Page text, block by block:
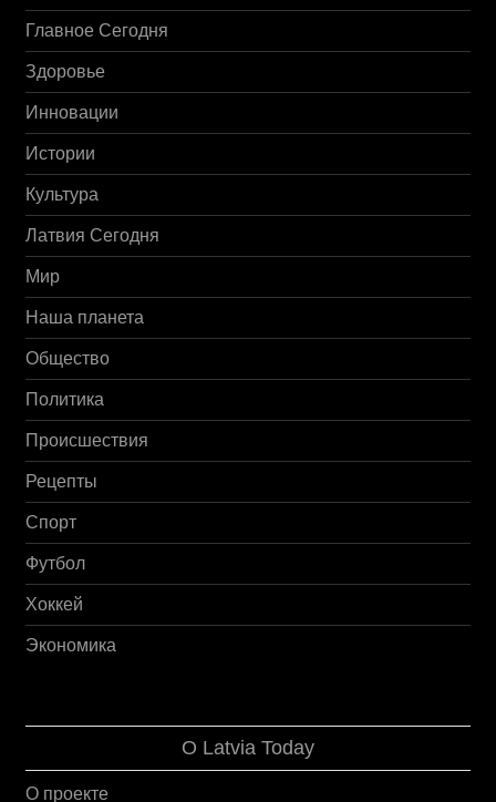
Главное Сегодня
Здоровье
Инновации
Истории
Культура
Латвия Сегодня
Мир
Наша планета
Общество
Политика
Происшествия
Рецепты
Спорт
Футбол
Хоккей
Экономика
О Latvia Today
О проекте